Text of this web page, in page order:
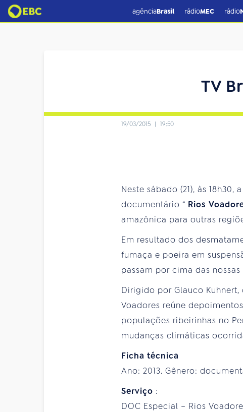
agênciaBrasil rádioMEC rádio
TV
19/03/2015 | 19:50
Neste sábado (21), às 18h30, a
documentário “ Rios
amazônica para outras
Em resultado dos
fumaça e poeira em
passam por cima das
Dirigido por Glauco
Voadores reúne
populações ribeirinhas no
mudanças climáticas
Ficha técnica
Ano: 2013. Gênero:
Serviço :
DOC Especial – Rios